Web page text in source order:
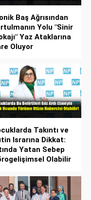
Baş Ağrısından
Yolu "Sinir
Yaz Ataklarına
Oluyor
Takıntı ve
Israrına Dikkat:
Yatan Sebep
Olabilir